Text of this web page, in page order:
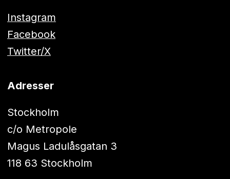
Instagram
Facebook
Twitter/X
Adresser
Stockholm
c/o Metropole
Magus Ladulåsgatan 3
118 63 Stockholm